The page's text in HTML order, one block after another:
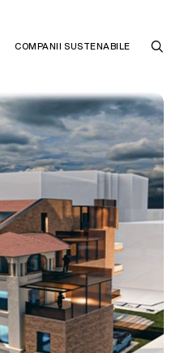
COMPANII SUSTENABILE